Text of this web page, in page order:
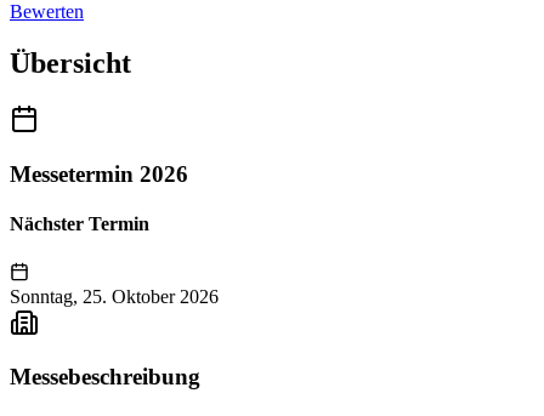
Bewerten
Übersicht
Messetermin 2026
Nächster Termin
Sonntag, 25. Oktober 2026
Messebeschreibung